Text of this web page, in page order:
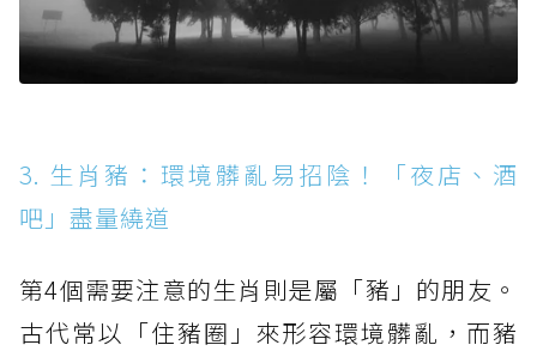
3. 生肖豬：環境髒亂易招陰！「夜店、酒
吧」盡量繞道
第4個需要注意的生肖則是屬「豬」的朋友。
古代常以「住豬圈」來形容環境髒亂，而豬